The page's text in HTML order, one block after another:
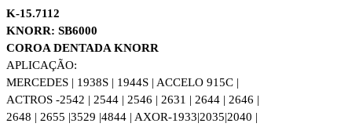
K-15.7112
KNORR: SB6000
COROA DENTADA KNORR
APLICAÇÃO:
MERCEDES | 1938S | 1944S | ACCELO 915C |
ACTROS -2542 | 2544 | 2546 | 2631 | 2644 | 2646 |
2648 | 2655 |3529 |4844 | AXOR-1933|2035|2040 |